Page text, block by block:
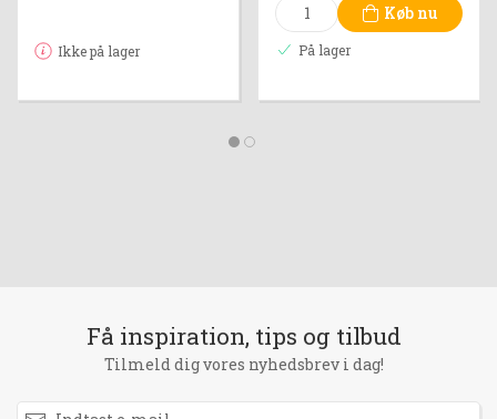
Ikke på lager
Køb nu
På lager
Få inspiration, tips og tilbud
Tilmeld dig vores nyhedsbrev i dag!